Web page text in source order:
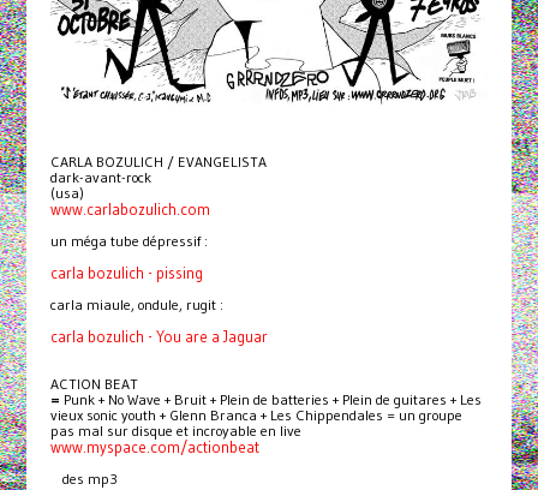
CARLA BOZULICH / EVANGELISTA
dark-avant-rock
(usa)
www.carlabozulich.com
un méga tube dépressif :
carla bozulich - pissing
carla miaule, ondule, rugit :
carla bozulich - You are a Jaguar
ACTION BEAT
= Punk + No Wave + Bruit + Plein de batteries + Plein de guitares + Les
vieux sonic youth + Glenn Branca + Les Chippendales = un groupe
pas mal sur disque et incroyable en live
www.myspace.com/actionbeat
des mp3